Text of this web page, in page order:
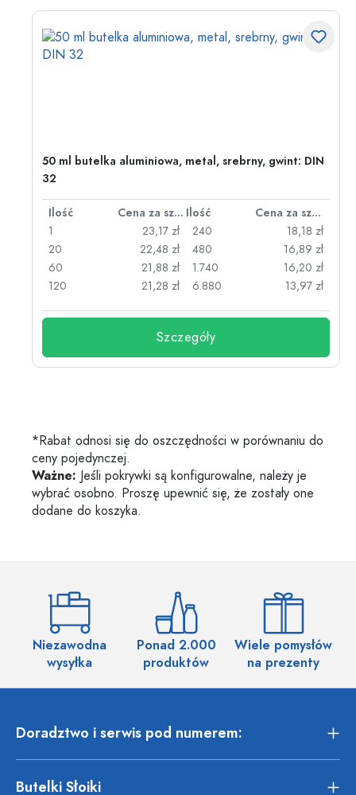
50 ml butelka aluminiowa, metal, srebrny, gwint: DIN
32
Ilość Cena za sztukę Ilość
Cena za sztukę
1
23,17 zł
20
22,48 zł
60
21,88 zł
120
21,28 zł
240
18,18 zł
480
16,89 zł
1.740
16,20 zł
6.880
13,97 zł
Szczegóły
*Rabat odnosi się do oszczędności w porównaniu do
ceny pojedynczej.
Ważne: Jeśli pokrywki są konfigurowalne, należy je
wybrać osobno. Proszę upewnić się, że zostały one
dodane do koszyka.
Niezawodna
wysyłka
Ponad 2.000
produktów
Wiele pomysłów
na prezenty
Doradztwo i serwis pod numerem:
Butelki Słoiki